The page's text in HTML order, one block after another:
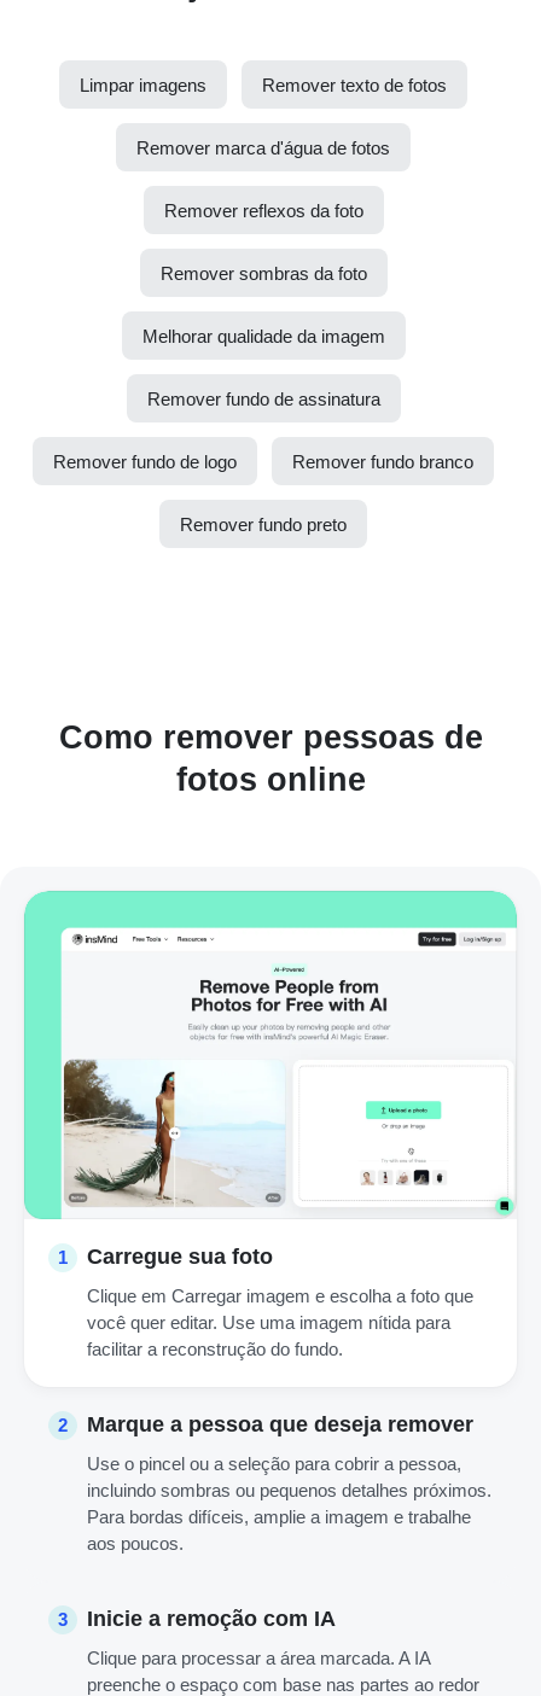
Limpar imagens Remover texto de fotos
Remover marca d'água de fotos
Remover reflexos da foto
Remover sombras da foto
Melhorar qualidade da imagem
Remover fundo de assinatura
Remover fundo de logo Remover fundo branco
Remover fundo preto
Como remover pessoas de
fotos online
1 Carregue sua foto
Clique em Carregar imagem e escolha a foto que
você quer editar. Use uma imagem nítida para
facilitar a reconstrução do fundo.
2 Marque a pessoa que deseja remover
Use o pincel ou a seleção para cobrir a pessoa,
incluindo sombras ou pequenos detalhes próximos.
Para bordas difíceis, amplie a imagem e trabalhe
aos poucos.
3 Inicie a remoção com IA
Clique para processar a área marcada. A IA
preenche o espaço com base nas partes ao redor